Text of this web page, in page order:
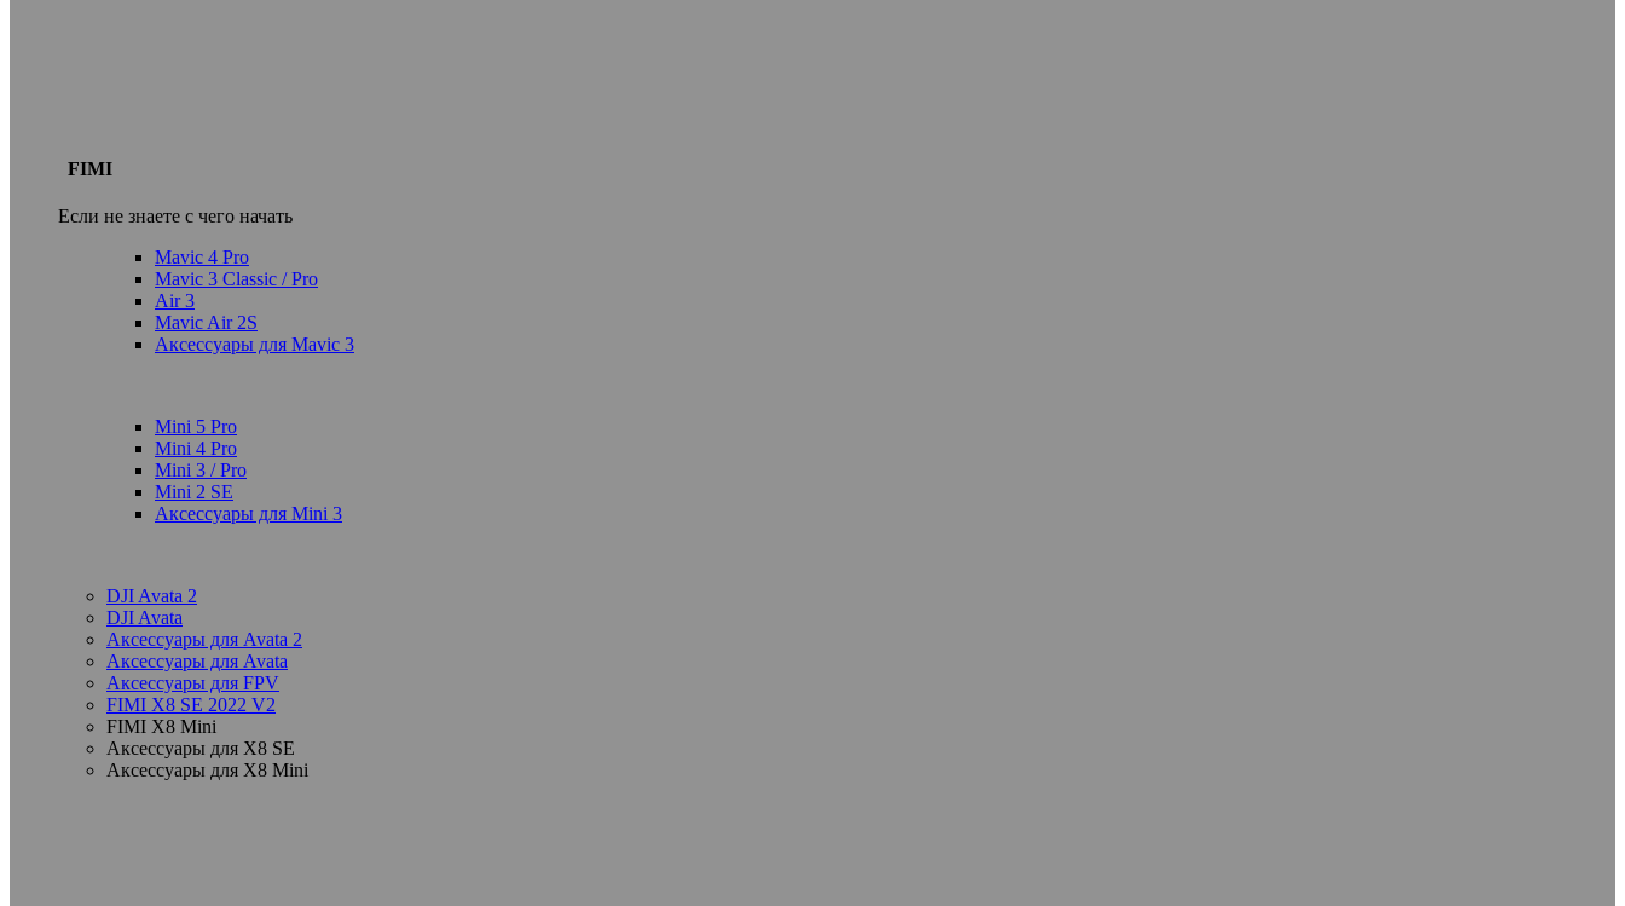
FIMI
Если не знаете с чего начать
Mavic 4 Pro
Mavic 3 Classic / Pro
Air 3
Mavic Air 2S
Аксессуары для Mavic 3
Mini 5 Pro
Mini 4 Pro
Mini 3 / Pro
Mini 2 SE
Аксессуары для Mini 3
DJI Avata 2
DJI Avata
Аксессуары для Avata 2
Аксессуары для Avata
Аксессуары для FPV
FIMI X8 SE 2022 V2
FIMI X8 Mini
Аксессуары для X8 SE
Аксессуары для X8 Mini